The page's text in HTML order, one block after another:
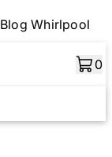
Blog Whirlpool
0